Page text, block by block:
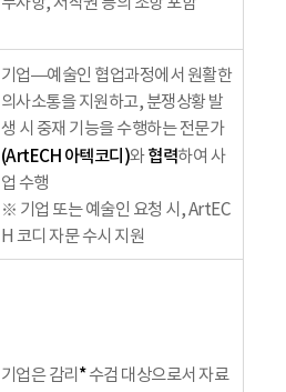
무사항, 저작권 등의 조항 포함
기업—예술인 협업과정에서 원활한
의사소통을 지원하고, 분쟁상황 발
생 시 중재 기능을 수행하는 전문가
(ArtECH 아텍코디)와협력하여 사
업 수행
※ 기업 또는 예술인 요청 시, ArtEC
H 코디 자문 수시 지원
기업은 감리 *수검 대상으로서 자료